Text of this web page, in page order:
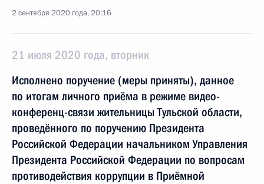
2 сентября 2020 года, 20:16
21 июля 2020 года, вторник
Исполнено поручение (меры приняты), данное
по итогам личного приёма в режиме видео-
конференц-связи жительницы Тульской области,
проведённого по поручению Президента
Российской Федерации начальником Управления
Президента Российской Федерации по вопросам
противодействия коррупции в Приёмной